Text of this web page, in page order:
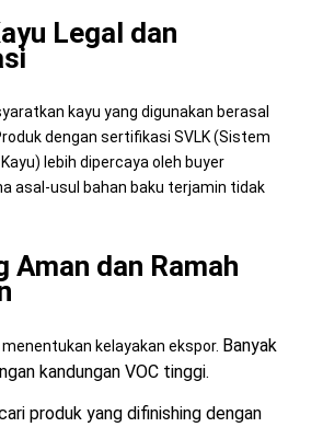
Legal dan
kayu yang digunakan berasal
dengan sertifikasi SVLK (Sistem
lebih dipercaya oleh buyer
asal-usul bahan baku terjamin tidak
Aman dan Ramah
kelayakan ekspor. Banyak
kandungan VOC tinggi.
produk yang difinishing dengan